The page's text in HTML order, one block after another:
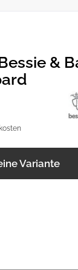
&
Variante